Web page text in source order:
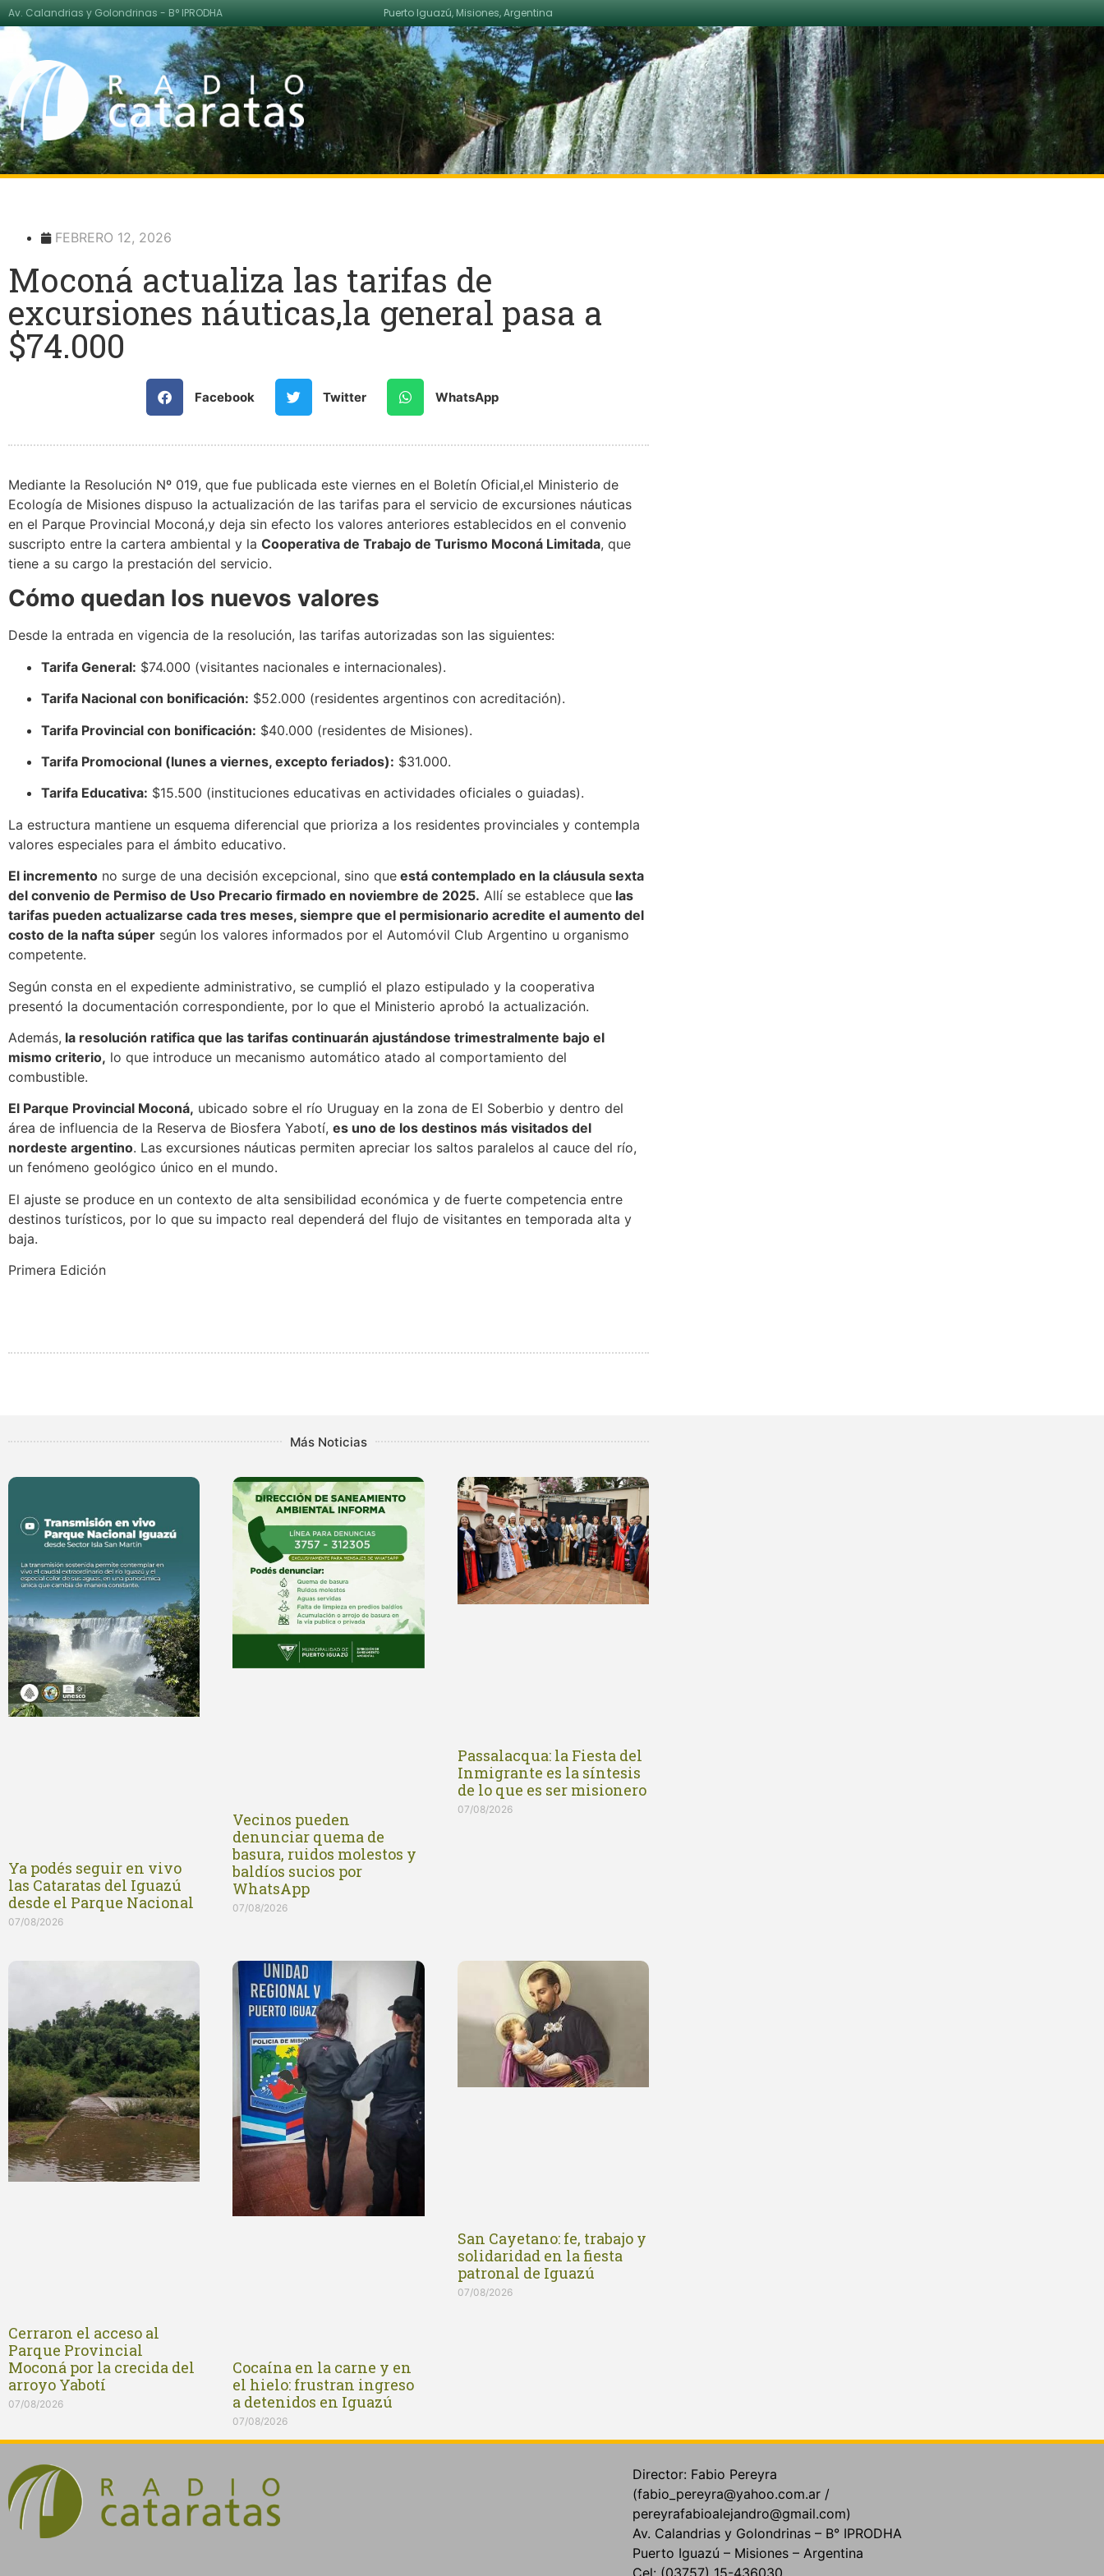
Av. Calandrias y Golondrinas - B° IPRODHA Puerto Iguazú, Misiones, Argentina
FEBRERO 12, 2026
Moconá actualiza las tarifas de
excursiones náuticas,la general pasa a
$74.000
Facebook Twitter WhatsApp
Mediante la Resolución Nº 019, que fue publicada este viernes en el Boletín Oficial,el Ministerio de
Ecología de Misiones dispuso la actualización de las tarifas para el servicio de excursiones náuticas
en el Parque Provincial Moconá,y deja sin efecto los valores anteriores establecidos en el convenio
suscripto entre la cartera ambiental y la Cooperativa de Trabajo de Turismo Moconá Limitada, que
tiene a su cargo la prestación del servicio.
Cómo quedan los nuevos valores
Desde la entrada en vigencia de la resolución, las tarifas autorizadas son las siguientes:
Tarifa General: $74.000 (visitantes nacionales e internacionales).
Tarifa Nacional con bonificación: $52.000 (residentes argentinos con acreditación).
Tarifa Provincial con bonificación: $40.000 (residentes de Misiones).
Tarifa Promocional (lunes a viernes, excepto feriados): $31.000.
Tarifa Educativa: $15.500 (instituciones educativas en actividades oficiales o guiadas).
La estructura mantiene un esquema diferencial que prioriza a los residentes provinciales y contempla
valores especiales para el ámbito educativo.
El incremento no surge de una decisión excepcional, sino que está contemplado en la cláusula sexta
del convenio de Permiso de Uso Precario firmado en noviembre de 2025. Allí se establece que las
tarifas pueden actualizarse cada tres meses, siempre que el permisionario acredite el aumento del
costo de la nafta súper según los valores informados por el Automóvil Club Argentino u organismo
competente.
Según consta en el expediente administrativo, se cumplió el plazo estipulado y la cooperativa
presentó la documentación correspondiente, por lo que el Ministerio aprobó la actualización.
Además, la resolución ratifica que las tarifas continuarán ajustándose trimestralmente bajo el
mismo criterio, lo que introduce un mecanismo automático atado al comportamiento del
combustible.
El Parque Provincial Moconá, ubicado sobre el río Uruguay en la zona de El Soberbio y dentro del
área de influencia de la Reserva de Biosfera Yabotí, es uno de los destinos más visitados del
nordeste argentino. Las excursiones náuticas permiten apreciar los saltos paralelos al cauce del río,
un fenómeno geológico único en el mundo.
El ajuste se produce en un contexto de alta sensibilidad económica y de fuerte competencia entre
destinos turísticos, por lo que su impacto real dependerá del flujo de visitantes en temporada alta y
baja.
Primera Edición
Más Noticias
Ya podés seguir en vivo
las Cataratas del Iguazú
desde el Parque Nacional
07/08/2026
Vecinos pueden
denunciar quema de
basura, ruidos molestos y
baldíos sucios por
WhatsApp
07/08/2026
Passalacqua: la Fiesta del
Inmigrante es la síntesis
de lo que es ser misionero
07/08/2026
Cerraron el acceso al
Parque Provincial
Moconá por la crecida del
arroyo Yabotí
07/08/2026
Cocaína en la carne y en
el hielo: frustran ingreso
a detenidos en Iguazú
07/08/2026
San Cayetano: fe, trabajo y
solidaridad en la fiesta
patronal de Iguazú
07/08/2026
Director: Fabio Pereyra
(fabio_pereyra@yahoo.com.ar /
pereyrafabioalejandro@gmail.com)
Av. Calandrias y Golondrinas – B° IPRODHA
Puerto Iguazú – Misiones – Argentina
Cel: (03757) 15-436030